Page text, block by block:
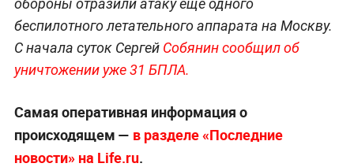
беспилотного летательного аппарата на Москву.
С начала суток СергейСобянин сообщил об
уничтожении уже 31 БПЛА.
Самая оперативная информация о
происходящем — в разделе «Последние
новости» на Life.ru.